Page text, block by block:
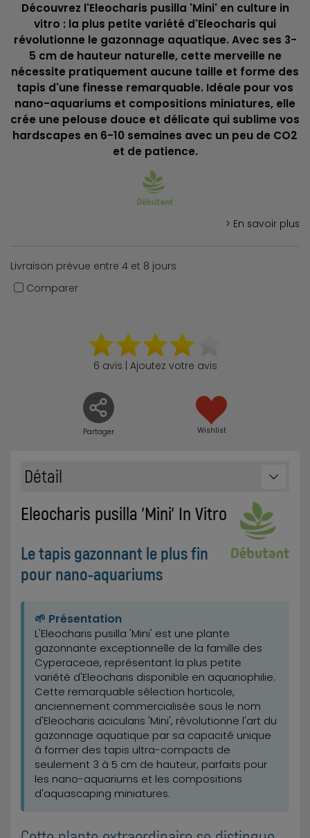
Découvrez l'Eleocharis pusilla 'Mini' en culture in
vitro : la plus petite variété d'Eleocharis qui
révolutionne le gazonnage aquatique. Avec ses 3-
5 cm de hauteur naturelle, cette merveille ne
nécessite pratiquement aucune taille et forme des
tapis d'une finesse remarquable. Idéale pour vos
nano-aquariums et compositions miniatures, elle
crée une pelouse douce et délicate qui sublime vos
hardscapes en 6-10 semaines avec un peu de CO2
et de patience.
> En savoir plus
Livraison prévue entre 4 et 8 jours
Comparer
Partager
6 avis | Ajoutez votre avis
Wishlist
Détail
Eleocharis pusilla 'Mini' In Vitro
Le tapis gazonnant le plus fin
pour nano-aquariums
🌱 Présentation
L'Eleocharis pusilla 'Mini' est une plante
gazonnante exceptionnelle de la famille des
Cyperaceae, représentant la plus petite
variété d'Eleocharis disponible en aquariophilie.
Cette remarquable sélection horticole,
anciennement commercialisée sous le nom
d'Eleocharis acicularis 'Mini', révolutionne l'art du
gazonnage aquatique par sa capacité unique
à former des tapis ultra-compacts de
seulement 3 à 5 cm de hauteur, parfaits pour
les nano-aquariums et les compositions
d'aquascaping miniatures.